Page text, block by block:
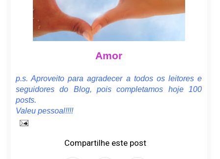
Amor
p.s. Aproveito para agradecer a todos os leitores e
seguidores do Blog, pois completamos hoje 100
posts.
Valeu pessoal!!!!
Compartilhe este post